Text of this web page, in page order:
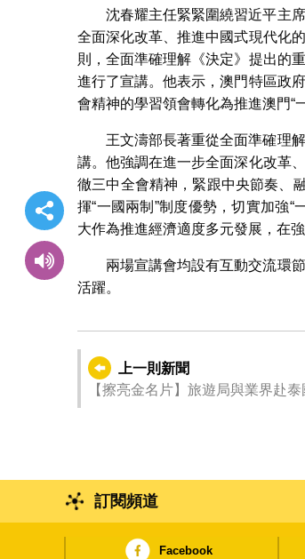
沈春耀主任緊緊圍繞習近平主
全面深化改革、推進中國式現代化
則，全面準確理解《決定》提出的
進行了宣講。他表示，澳門特區政
會精神的學習領會轉化為推進澳門“
王文濤部長著重從全面準確理
講。他強調在進一步全面深化改革
徹三中全會精神，緊跟中央節奏、
揮“一國兩制”制度優勢，切實加強
大作為推進經濟適度多元發展，在
兩場宣講會均設有互動交流環
活躍。
上一則新聞
【擦亮金名片】旅遊局與業界赴
訂閱頻道
Facebook